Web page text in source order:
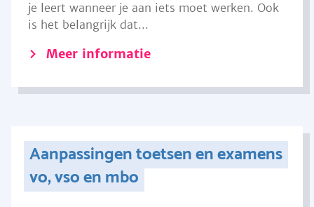
je leert wanneer je aan iets moet werken. Ook
is het belangrijk dat...
Meer informatie
Aanpassingen toetsen en examens
vo, vso en mbo